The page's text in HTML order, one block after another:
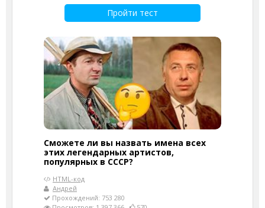
Пройти тест
Сможете ли вы назвать имена всех
этих легендарных артистов,
популярных в СССР?
HTML-код
Андрей
Прохождений: 753 280